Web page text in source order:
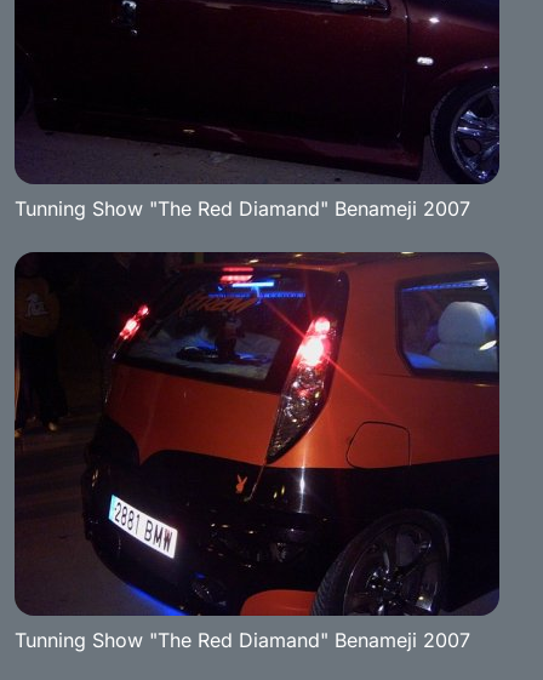
Tunning Show "The Red Diamand" Benameji 2007
Tunning Show "The Red Diamand" Benameji 2007